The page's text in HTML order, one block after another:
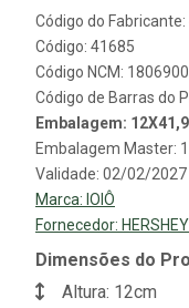
Código do
Código: 41685
Código NCM:
Código de Barras do
Embalagem:
Embalagem Master:
Validade: 02/02/2027
Marca: IOIÔ
Fornecedor:
Dimensões do
Altura: 12cm